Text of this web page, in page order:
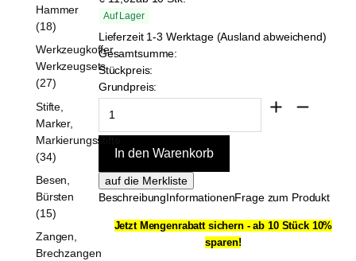
Auf Lager
Lieferzeit 1-3 Werktage (Ausland abweichend)
Gesamtsumme:
Stückpreis:
Grundpreis:
BeschreibungInformationenFrage zum Produkt
Jetzt Mengenrabatt sichern - ab 10 Stück 10%
sparen!
Hammer
(18)
Werkzeugkoffer,
Werkzeugsets
(27)
Stifte,
Marker,
Markierungsstifte
(34)
Besen,
Bürsten
(15)
Zangen,
Brechzangen